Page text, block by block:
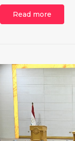
Read more